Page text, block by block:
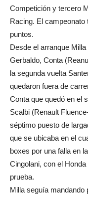
Competición y tercero
Racing. El
puntos.
Desde el arranque
Gerbaldo, Conta
la segunda vuelta
quedaron fuera de
Conta que quedó en el
Scalbi (Renault
séptimo puesto de
que se ubicaba en el
boxes por una falla en
Cingolani, con el
prueba.
Milla seguía mandando